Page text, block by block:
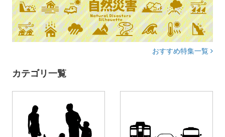
おすすめ特集一覧
カテゴリ一覧